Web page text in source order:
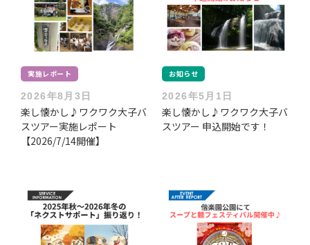
実施レポート
2026年8月3日
楽し懐かし♪ワクワク大子バ
スツアー実施レポート
【2026/7/14開催】
お知らせ
2026年5月1日
楽し懐かし♪ワクワク大子バ
スツアー 申込開始です！